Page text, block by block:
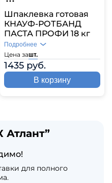
Шпаклевка готовая
КНАУФ-РОТБАНД
ПАСТА ПРОФИ 18 кг
Цена зашт.
1435 руб.
Подробнее
В корзину
Атлант”
для полного